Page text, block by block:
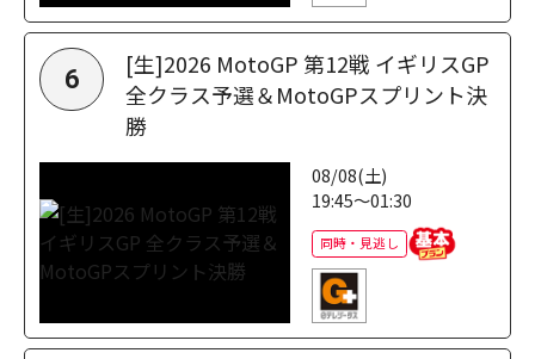
6
[生]2026 MotoGP 第12戦 イギリスGP
全クラス予選＆MotoGPスプリント決
勝
08/08(土)
19:45～01:30
同時・見逃し